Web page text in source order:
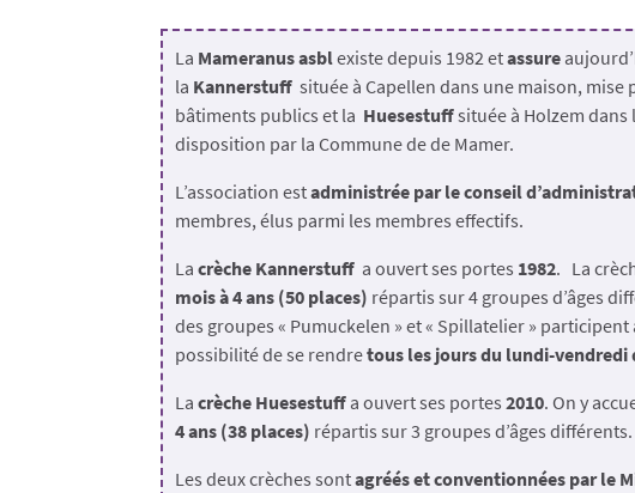
La Mameranus asblexiste depuis 1982 etassure
la Kannerstuff située à Capellen dans une maison, mise
bâtiments publics et la Huesestuffsituée à Holzem dans
disposition par la Commune de de Mamer.
L’association estadministrée par le conseil
membres, élus parmi les membres effectifs.
Lacrèche Kannerstuff a ouvert ses portes 1982. La
mois à 4 ans (50 places) répartis sur 4 groupes d’âges
des groupes « Pumuckelen » et « Spillatelier » participent
possibilité de se rendretous les jours du lundi-vendredi
Lacrèche Huesestuff a ouvert ses portes 2010. On y
4 ans (38 places) répartis sur 3 groupes d’âges différents.
Les deux crèches sontagréés et conventionnées par le